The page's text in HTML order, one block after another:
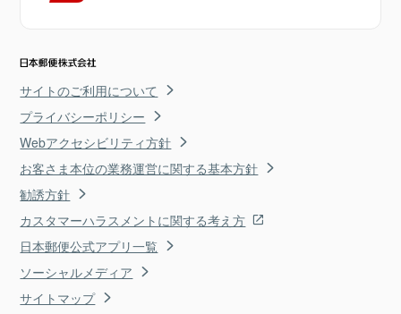
サイトのご利用について
プライバシーポリシー
Webアクセシビリティ方針
お客さま本位の業務運営に関する基本方針
勧誘方針
カスタマーハラスメントに関する考え方
日本郵便公式アプリ一覧
ソーシャルメディア
サイトマップ